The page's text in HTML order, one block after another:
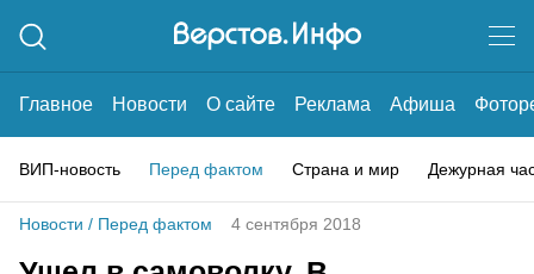
Главное Новости О сайте Реклама Афиша
ВИП-новость Перед фактом Страна и мир Дежурная
Новости / Перед фактом 4 сентября 2018